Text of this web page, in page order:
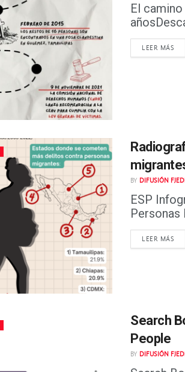
El
LEER MÁS
BY DIFUSIÓN
ESP
Personas
LEER MÁS
Search
People
BY DIFUSIÓN